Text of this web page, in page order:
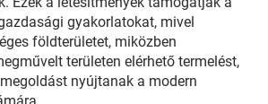
gyakorlatokat, mivel
földterületet, miközben
területen elérhető termelést,
nyújtanak a modern